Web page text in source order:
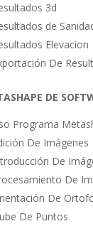
3d
de
Elevacion
De
DE
Programa
De Imágenes
De
De
De
De Puntos